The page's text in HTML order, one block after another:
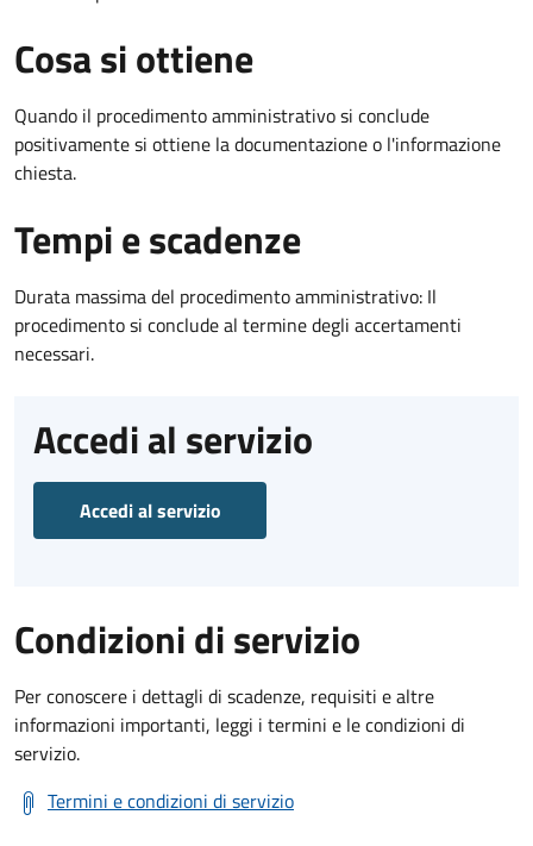
Cosa si ottiene
Quando il procedimento amministrativo si conclude
positivamente si ottiene la documentazione o l'informazione
chiesta.
Tempi e scadenze
Durata massima del procedimento amministrativo: Il
procedimento si conclude al termine degli accertamenti
necessari.
Accedi al servizio
Accedi al servizio
Condizioni di servizio
Per conoscere i dettagli di scadenze, requisiti e altre
informazioni importanti, leggi i termini e le condizioni di
servizio.
Termini e condizioni di servizio